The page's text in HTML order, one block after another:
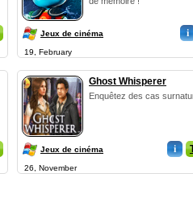
Jeux de cinéma i
19, February
Ghost Whisperer
Enquêtez des cas
Jeux de cinéma i
26, November